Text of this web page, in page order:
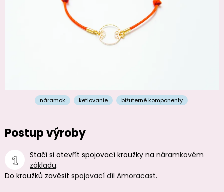
náramok ketlovanie bižuterné komponenty
Postup výroby
Stačí si otevřít spojovací kroužky na náramkovém
základu.
Do kroužků zavěsit spojovací díl Amoracast.